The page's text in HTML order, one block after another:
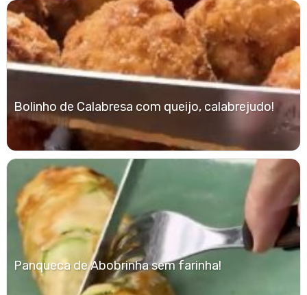
Bolinho de Calabresa com queijo, calabrejudo!
Panqueca de Abobrinha sem farinha!